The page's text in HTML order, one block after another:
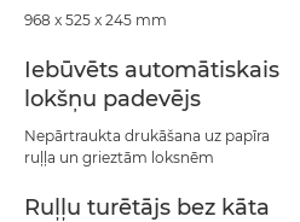
968 x 525 x 245 mm
Iebūvēts automātiskais
lokšņu padevējs
Nepārtraukta drukāšana uz papīra
ruļļa un grieztām loksnēm
Ruļļu turētājs bez kāta